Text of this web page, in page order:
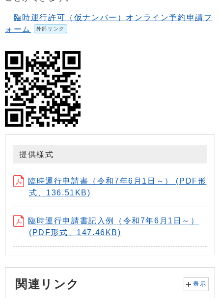
臨時運行許可（仮ナンバー）オンライン予約申請フ
ォーム
外部リンク
提供様式
臨時運行申請書（令和7年6月1日～） (PDF形
式、136.51KB)
臨時運行申請書記入例（令和7年6月1日～）
(PDF形式、147.46KB)
関連リンク 表示